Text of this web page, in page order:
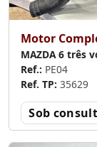
Motor
MAZDA 6 três
Ref.: PE04
Ref. TP: 35629
Sob